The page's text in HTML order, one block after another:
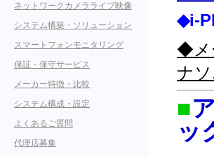
ネットワークカメラライブ映像
システム構築・ソリューション
スマートフォンモニタリング
保証・保守サービス
メーカー特徴・比較
システム構成・設定
よくあるご質問
代理店募集
◆i-
◆メ
ナ
■
ッ